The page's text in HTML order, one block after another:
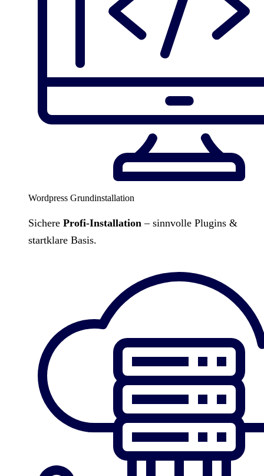
Wordpress Grundinstallation
Sichere Profi-Installation – sinnvolle Plugins &
startklare Basis.